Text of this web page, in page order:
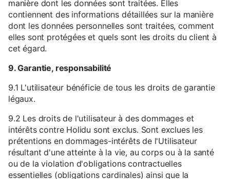
manière dont les données sont traitées. Elles
contiennent des informations détaillées sur la manière
dont les données personnelles sont traitées, comment
elles sont protégées et quels sont les droits du client à
cet égard.
9. Garantie, responsabilité
9.1 L'utilisateur bénéficie de tous les droits de garantie
légaux.
9.2 Les droits de l'utilisateur à des dommages et
intérêts contre Holidu sont exclus. Sont exclues les
prétentions en dommages-intérêts de l'Utilisateur
résultant d'une atteinte à la vie, au corps ou à la santé
ou de la violation d'obligations contractuelles
essentielles (obligations cardinales) ainsi que la